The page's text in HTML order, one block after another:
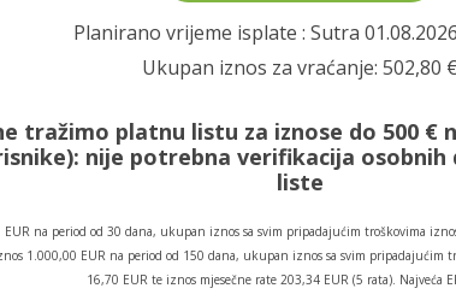
Planirano vrijeme isplate : Sutra
Ukupan iznos za vraćanje: 502,80 €
tražimo platnu listu za iznose do 500 €
nije potrebna verifikacija
liste
na period od 30 dana, ukupan iznos sa svim pripadajućim troškovima
1.000,00 EUR na period od 150 dana, ukupan iznos sa svim
16,70 EUR te iznos mjesečne rate 203,34 EUR (5 rata). Najveća